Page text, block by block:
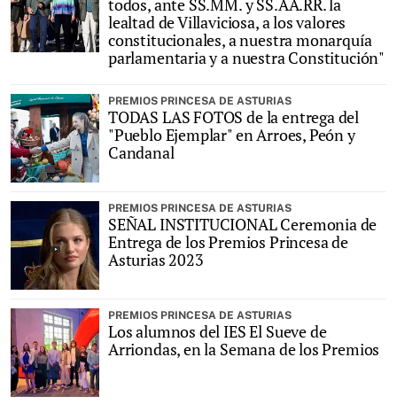
lealtad de Villaviciosa, a los valores
constitucionales, a nuestra monarquía
parlamentaria y a nuestra Constitución"
PREMIOS PRINCESA DE ASTURIAS
TODAS LAS FOTOS de la entrega del
"Pueblo Ejemplar" en Arroes, Peón y
Candanal
PREMIOS PRINCESA DE ASTURIAS
SEÑAL INSTITUCIONAL Ceremonia de
Entrega de los Premios Princesa de
Asturias 2023
PREMIOS PRINCESA DE ASTURIAS
Los alumnos del IES El Sueve de
Arriondas, en la Semana de los Premios